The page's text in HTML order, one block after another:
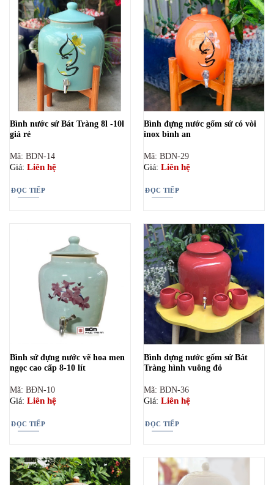
Bình nước sứ Bát Tràng 8l -10l
giá rẻ
Mã: BDN-14
Giá: Liên hệ
ĐỌC TIẾP
Bình đựng nước gốm sứ có vòi
inox bình an
Mã: BDN-29
Giá: Liên hệ
ĐỌC TIẾP
Bình sứ đựng nước vẽ hoa men
ngọc cao cấp 8-10 lít
Mã: BĐN-10
Giá: Liên hệ
ĐỌC TIẾP
Bình đựng nước gốm sứ Bát
Tràng hình vuông đỏ
Mã: BDN-36
Giá: Liên hệ
ĐỌC TIẾP